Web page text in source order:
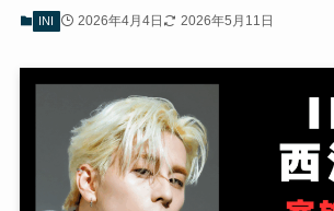
INI 2026年4月4日 2026年5月11日